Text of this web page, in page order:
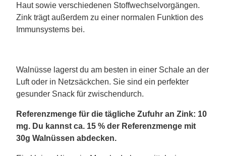
Haut sowie verschiedenen Stoffwechselvorgängen.
Zink trägt außerdem zu einer normalen Funktion des
Immunsystems bei.
Walnüsse lagerst du am besten in einer Schale an der
Luft oder in Netzsäckchen. Sie sind ein perfekter
gesunder Snack für zwischendurch.
Referenzmenge für die tägliche Zufuhr an Zink: 10
mg. Du kannst ca. 15 % der Referenzmenge mit
30g Walnüssen abdecken.